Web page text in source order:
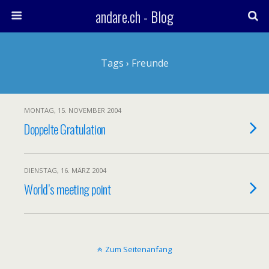
andare.ch - Blog
Tags › Freunde
MONTAG, 15. NOVEMBER 2004
Doppelte Gratulation
DIENSTAG, 16. MÄRZ 2004
World’s meeting point
Zum Seitenanfang